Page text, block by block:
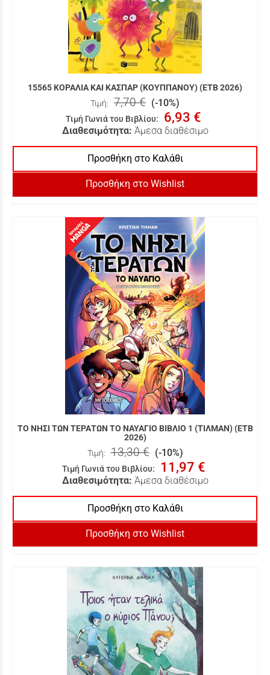
15565 ΚΟΡΑΛΙΑ ΚΑΙ ΚΑΣΠΑΡ (ΚΟΥΠΠΑΝΟΥ) (ΕΤΒ 2026)
Τιμή: 7,70 € (-10%)
Τιμή Γωνιά του Βιβλίου: 6,93 €
Διαθεσιμότητα: Άμεσα διαθέσιμο
Προσθήκη στο Καλάθι
Προσθήκη στο Wishlist
ΤΟ ΝΗΣΙ ΤΩΝ ΤΕΡΑΤΩΝ ΤΟ ΝΑΥΑΓΙΟ ΒΙΒΛΙΟ 1 (ΤΙΛΜΑΝ) (ΕΤΒ
2026)
Τιμή: 13,30 € (-10%)
Τιμή Γωνιά του Βιβλίου: 11,97 €
Διαθεσιμότητα: Άμεσα διαθέσιμο
Προσθήκη στο Καλάθι
Προσθήκη στο Wishlist